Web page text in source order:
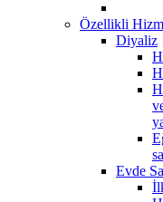
Özellikli
Diyaliz
Evde